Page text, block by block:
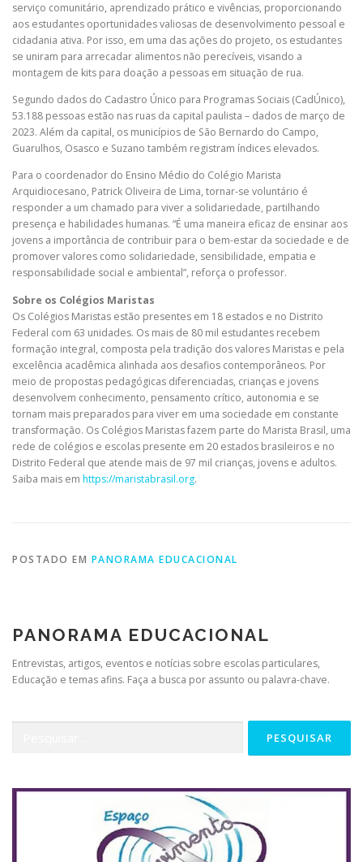
serviço comunitário, aprendizado prático e vivências, proporcionando
aos estudantes oportunidades valiosas de desenvolvimento pessoal e
cidadania ativa. Por isso, em uma das ações do projeto, os estudantes
se uniram para arrecadar alimentos não perecíveis, visando a
montagem de kits para doação a pessoas em situação de rua.
Segundo dados do Cadastro Único para Programas Sociais (CadÚnico),
53.188 pessoas estão nas ruas da capital paulista – dados de março de
2023. Além da capital, os municípios de São Bernardo do Campo,
Guarulhos, Osasco e Suzano também registram índices elevados.
Para o coordenador do Ensino Médio do Colégio Marista
Arquidiocesano, Patrick Oliveira de Lima, tornar-se voluntário é
responder a um chamado para viver a solidariedade, partilhando
presença e habilidades humanas. “É uma maneira eficaz de ensinar aos
jovens a importância de contribuir para o bem-estar da sociedade e de
promover valores como solidariedade, sensibilidade, empatia e
responsabilidade social e ambiental”, reforça o professor.
Sobre os Colégios Maristas
Os Colégios Maristas estão presentes em 18 estados e no Distrito
Federal com 63 unidades. Os mais de 80 mil estudantes recebem
formação integral, composta pela tradição dos valores Maristas e pela
excelência acadêmica alinhada aos desafios contemporâneos. Por
meio de propostas pedagógicas diferenciadas, crianças e jovens
desenvolvem conhecimento, pensamento crítico, autonomia e se
tornam mais preparados para viver em uma sociedade em constante
transformação. Os Colégios Maristas fazem parte do Marista Brasil, uma
rede de colégios e escolas presente em 20 estados brasileiros e no
Distrito Federal que atende mais de 97 mil crianças, jovens e adultos.
Saiba mais em https://maristabrasil.org.
POSTADO EM PANORAMA EDUCACIONAL
PANORAMA EDUCACIONAL
Entrevistas, artigos, eventos e notícias sobre escolas particulares,
Educação e temas afins. Faça a busca por assunto ou palavra-chave.